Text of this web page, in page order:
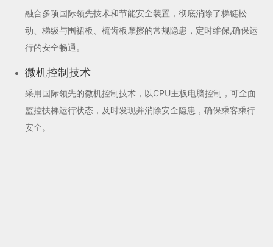
融合多项国际领先技术和节能安全装置，彻底消除了梯链松
动、梯级与围裙板、梳齿板摩擦的常规隐患，定时维保,确保运
行的安全畅通。
微机控制技术
采用国际领先的微机控制技术，以CPU主板电脑控制，可全面
监控扶梯运行状态，及时发现并消除安全隐患，确保乘客乘行
安全。